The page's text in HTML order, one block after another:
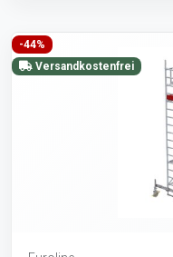
-44%
Versandkostenfrei